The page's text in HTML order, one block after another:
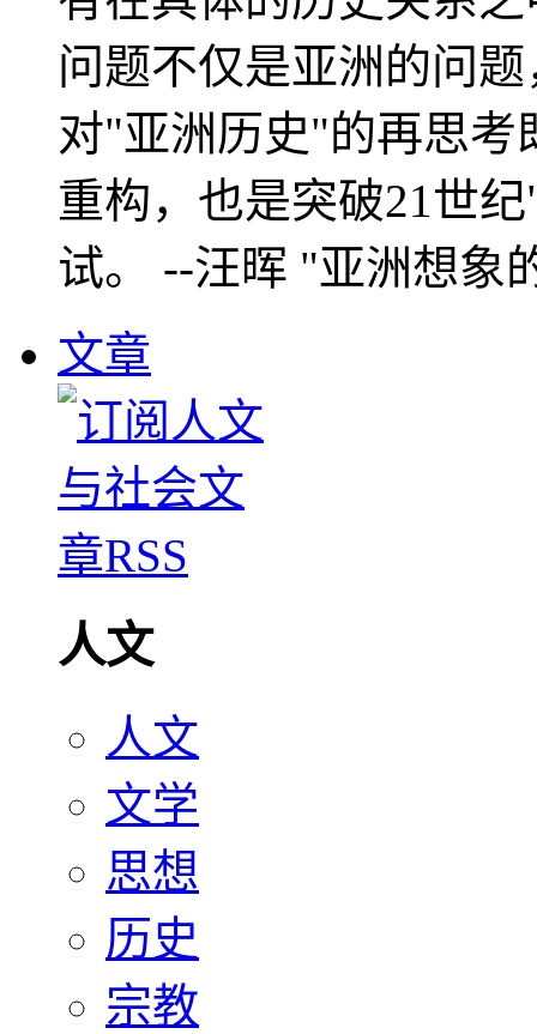
问题不仅是亚洲的问
对"亚洲历史"的再思考
重构，也是突破21世
试。 --汪晖 "亚洲想象
文章
人文
人文
文学
思想
历史
宗教